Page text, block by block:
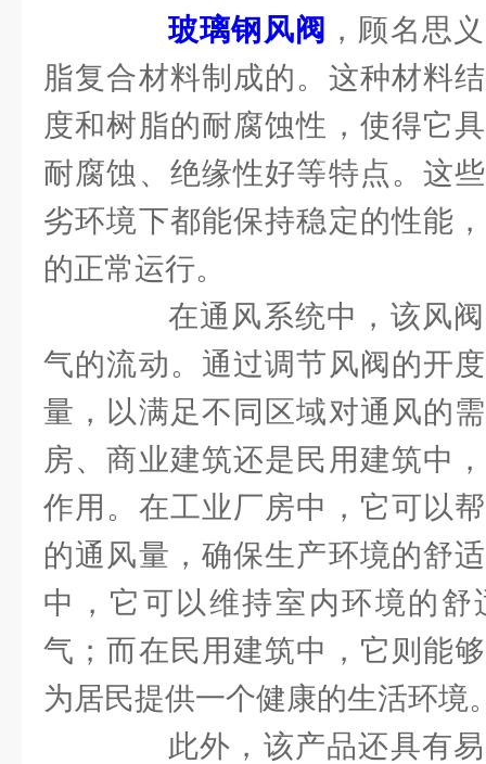
玻璃钢风阀 ，顾名思
脂复合材料制成的。这种材料
度和树脂的耐腐蚀性，使得它
耐腐蚀、绝缘性好等特点。这
劣环境下都能保持稳定的性能
的正常运行。
在通风系统中，该风阀
气的流动。通过调节风阀的开
量，以满足不同区域对通风的
房、商业建筑还是民用建筑中
作用。在工业厂房中，它可以
的通风量，确保生产环境的舒
中，它可以维持室内环境的
气；而在民用建筑中，它则能
为居民提供一个健康的生活环境
此外，该产品还具有易